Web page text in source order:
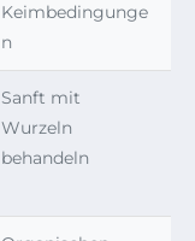
Keimbedingunge
n
Sanft mit
Wurzeln
behandeln